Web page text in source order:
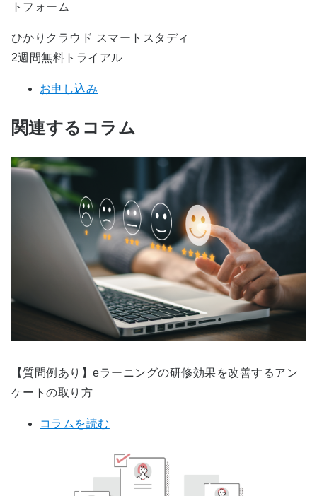
トフォーム
ひかりクラウド スマートスタディ
2週間無料トライアル
お申し込み
関連するコラム
【質問例あり】eラーニングの研修効果を改善するアン
ケートの取り方
コラムを読む